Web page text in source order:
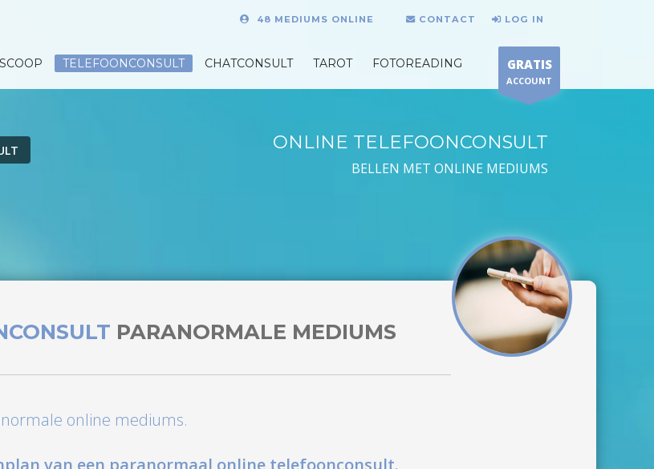
48 MEDIUMS ONLINE CONTACT LOG IN
TELEFOONCONSULT CHATCONSULT TAROT FOTOREADING GRATIS
ACCOUNT
ONLINE TELEFOONCONSULT
BELLEN MET ONLINE MEDIUMS
PARANORMALE MEDIUMS
online mediums.
van een paranormaal online telefoonconsult.